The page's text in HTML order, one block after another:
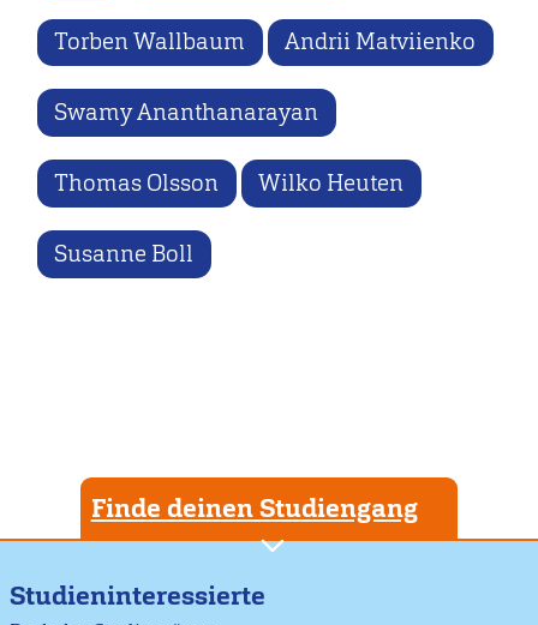
Torben Wallbaum Andrii Matviienko
Swamy Ananthanarayan
Thomas Olsson Wilko Heuten
Susanne Boll
Finde deinen Studiengang
Studieninteressierte